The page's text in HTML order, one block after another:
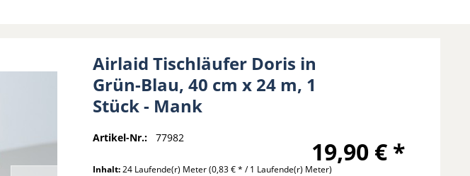
Airlaid Tischläufer Doris in
Grün-Blau, 40 cm x 24 m, 1
Stück - Mank
Artikel-Nr.: 77982 19,90 € *
Inhalt:24 Laufende(r) Meter(0,83 € * / 1 Laufende(r) Meter)